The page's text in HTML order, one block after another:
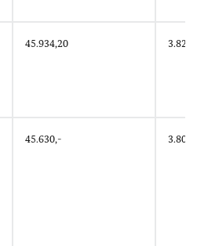
45.934,20
45.630,-